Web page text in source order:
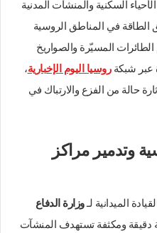
السكنية والمنشآت المدنية
الطاقة في المناطق الروسية
المسيّرة والصواريخ
عبر شبكةروسيا اليوم الإخبارية،
حالة من الفزع والارتباك في
وتدمير مراكز
الميدانية لـوزارة الدفاع
دقيقة ومكثفة تستهدف المنشآت